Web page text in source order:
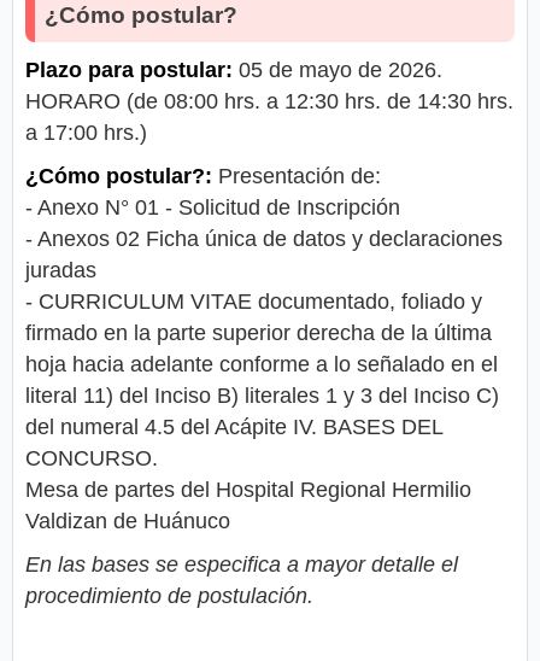
¿Cómo postular?
Plazo para postular: 05 de mayo de 2026.
HORARO (de 08:00 hrs. a 12:30 hrs. de 14:30 hrs.
a 17:00 hrs.)
¿Cómo postular?: Presentación de:
- Anexo N° 01 - Solicitud de Inscripción
- Anexos 02 Ficha única de datos y declaraciones
juradas
- CURRICULUM VITAE documentado, foliado y
firmado en la parte superior derecha de la última
hoja hacia adelante conforme a lo señalado en el
literal 11) del Inciso B) literales 1 y 3 del Inciso C)
del numeral 4.5 del Acápite IV. BASES DEL
CONCURSO.
Mesa de partes del Hospital Regional Hermilio
Valdizan de Huánuco
En las bases se especifica a mayor detalle el
procedimiento de postulación.